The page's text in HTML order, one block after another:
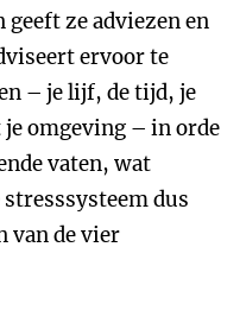
ze adviezen en
ervoor te
– je lijf, de tijd, je
omgeving – in orde
vaten, wat
dus
van de vier